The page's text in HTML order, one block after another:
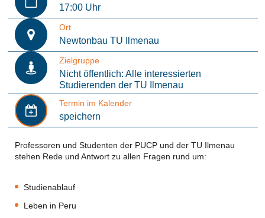
17:00 Uhr
Ort
Newtonbau TU Ilmenau
Zielgruppe
Nicht öffentlich: Alle interessierten
Studierenden der TU Ilmenau
Termin im Kalender
speichern
Professoren und Studenten der PUCP und der TU Ilmenau
stehen Rede und Antwort zu allen Fragen rund um:
Studienablauf
Leben in Peru